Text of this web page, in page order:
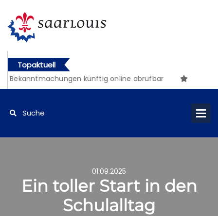
Topaktuell
künftig online abrufbar
01.09.2025
Ein toller Start in den
Schulalltag